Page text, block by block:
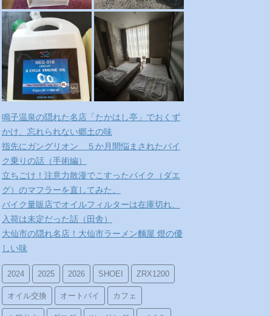
鳴子温泉の隠れた名店「たかはし亭」でおくず
かけ、忘れられない郷土の味
指先にガングリオン ５か月間悩まされたバイ
ク乗りの話（手術編）
立ちごけ！注意力散漫でこすったバイク（ダエ
グ）のマフラーを直してみた。
バイク量販店でオイルフィルターは在庫切れ、
入荷は未定だった話（田舎）
大仙市の隠れ名店！大仙市ラーメン麵屋 燈の優
しい味
2024 2025 2026 SHOEI ZRX1200
オイル交換 オートバイ カフェ